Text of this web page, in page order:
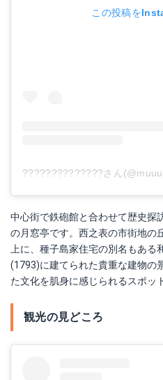
この投稿を
中心街で鉄砲館と合わせて歴史探
の月窓亭です。西之表の市街地の
上に、種子島家住宅の別名もある
(1793)に建てられた貴重な建物の
た文化を肌身に感じられるスポッ
観光の見どころ